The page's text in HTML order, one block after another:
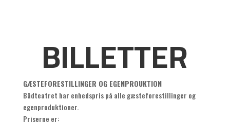
BILLETTER
GÆSTEFORESTILLINGER OG EGENPROUKTION
Bådteatret har enhedspris på alle gæsteforestillinger og
egenproduktioner.
Priserne er: